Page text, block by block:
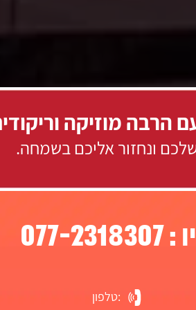
הרבה מוזיקה
ונחזור אליכם בשמחה.
:
077-2318307